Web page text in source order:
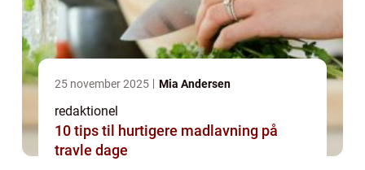
25 november 2025 Mia Andersen
redaktionel
10 tips til hurtigere madlavning på
travle dage